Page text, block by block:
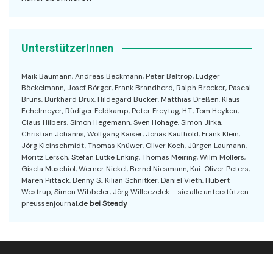
UnterstützerInnen
Maik Baumann, Andreas Beckmann, Peter Beltrop, Ludger
Böckelmann, Josef Börger, Frank Brandherd, Ralph Broeker, Pascal
Bruns, Burkhard Brüx, Hildegard Bücker, Matthias Dreßen, Klaus
Echelmeyer, Rüdiger Feldkamp, Peter Freytag, H.T., Tom Heyken,
Claus Hilbers, Simon Hegemann, Sven Hohage, Simon Jirka,
Christian Johanns, Wolfgang Kaiser, Jonas Kaufhold, Frank Klein,
Jörg Kleinschmidt, Thomas Knüwer, Oliver Koch, Jürgen Laumann,
Moritz Lersch, Stefan Lütke Enking, Thomas Meiring, Wilm Möllers,
Gisela Muschiol, Werner Nickel, Bernd Niesmann, Kai-Oliver Peters,
Maren Pittack, Benny S., Kilian Schnitker, Daniel Vieth, Hubert
Westrup, Simon Wibbeler, Jörg Willeczelek – sie alle unterstützen
preussenjournal.de bei Steady